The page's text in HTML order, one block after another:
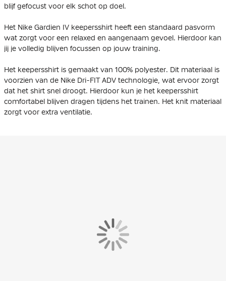
blijf gefocust voor elk schot op doel.
Het Nike Gardien IV keepersshirt heeft een standaard pasvorm
wat zorgt voor een relaxed en aangenaam gevoel. Hierdoor kan
jij je volledig blijven focussen op jouw training.
Het keepersshirt is gemaakt van 100% polyester. Dit materiaal is
voorzien van de Nike Dri-FIT ADV technologie, wat ervoor zorgt
dat het shirt snel droogt. Hierdoor kun je het keepersshirt
comfortabel blijven dragen tijdens het trainen. Het knit materiaal
zorgt voor extra ventilatie.